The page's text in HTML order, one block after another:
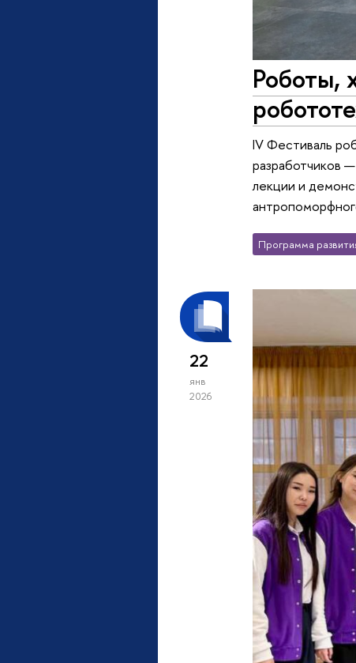
Роботы,
IV Фестиваль
разработчиков
лекции и
Программа
22
янв
2026